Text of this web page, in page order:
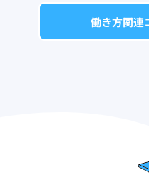
働き方関連